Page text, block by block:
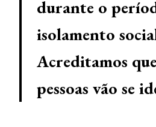
durante o
isolamento
Acreditamos
pessoas vão se